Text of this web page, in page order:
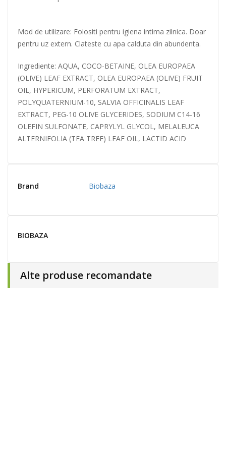
Mod de utilizare: Folositi pentru igiena intima zilnica. Doar
pentru uz extern. Clateste cu apa calduta din abundenta.
Ingrediente: AQUA, COCO-BETAINE, OLEA EUROPAEA
(OLIVE) LEAF EXTRACT, OLEA EUROPAEA (OLIVE) FRUIT
OIL, HYPERICUM, PERFORATUM EXTRACT,
POLYQUATERNIUM-10, SALVIA OFFICINALIS LEAF
EXTRACT, PEG-10 OLIVE GLYCERIDES, SODIUM C14-16
OLEFIN SULFONATE, CAPRYLYL GLYCOL, MELALEUCA
ALTERNIFOLIA (TEA TREE) LEAF OIL, LACTID ACID
Brand Biobaza
BIOBAZA
Alte produse recomandate